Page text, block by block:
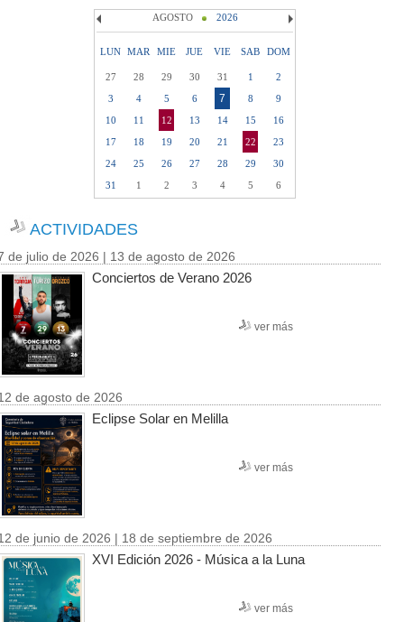
AGOSTO 2026
LUN MAR MIE JUE VIE SAB DOM
27 28 29 30 31 1
2
3
4 5 6 7 8
9
10
11 12 13 14 15
16
17
18 19 20 21 22
23
24
25 26 27 28 29
30
31
1 2 3 4 5 6
ACTIVIDADES
de julio de 2026 | 13 de agosto de 2026
Conciertos de Verano 2026
ver más
de agosto de 2026
Eclipse Solar en Melilla
ver más
de junio de 2026 | 18 de septiembre de 2026
XVI Edición 2026 - Música a la Luna
ver más